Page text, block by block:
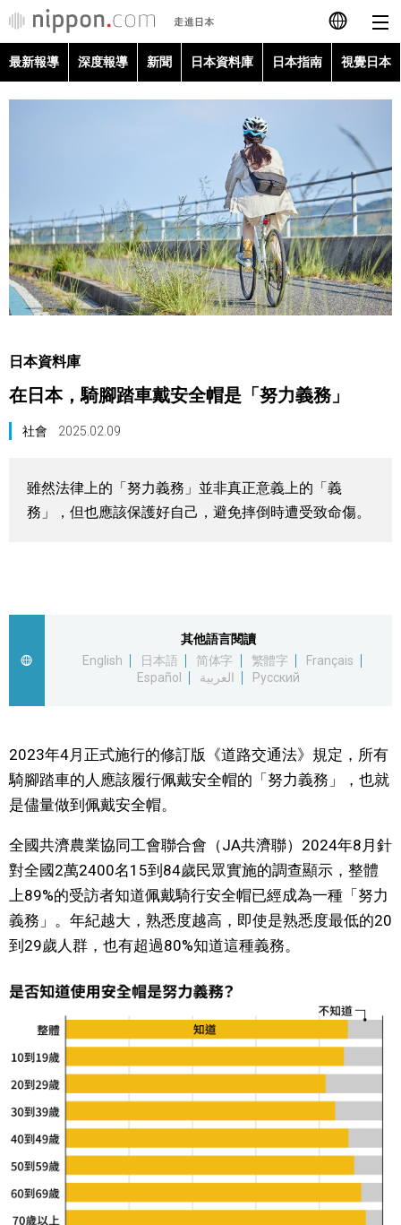
日本語
Français
Español
العربية
深度報導
新聞
視覺日本
臺灣香港
財經
文化
科學技術
生活
運動
娛樂
教育
工作勞動
家庭
最新報導 深度報導 新聞 日本資料庫 日本指南 視覺日本
日本資料庫
在日本，騎腳踏車戴安全帽是「努力義務」
社會 2025.02.09
雖然法律上的「努力義務」並非真正意義上的「義
務」，但也應該保護好自己，避免摔倒時遭受致命傷。
其他語言閱讀
English
日本語 简体字 繁體字
Français
Español
العربية Русский
2023年4月正式施行的修訂版《道路交通法》規定，所有
騎腳踏車的人應該履行佩戴安全帽的「努力義務」，也就
是儘量做到佩戴安全帽。
全國共濟農業協同工會聯合會（JA共濟聯）2024年8月針
對全國2萬2400名15到84歲民眾實施的調查顯示，整體
上89%的受訪者知道佩戴騎行安全帽已經成為一種「努力
義務」。年紀越大，熟悉度越高，即使是熟悉度最低的20
到29歲人群，也有超過80%知道這種義務。